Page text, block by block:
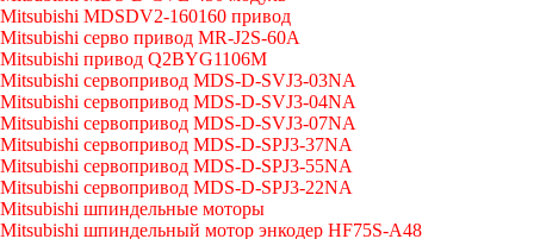
Mitsubishi MDSDV2-160160 привод
Mitsubishi серво привод MR-J2S-60A
Mitsubishi привод Q2BYG1106M
Mitsubishi сервопривод MDS-D-SVJ3-03NA
Mitsubishi сервопривод MDS-D-SVJ3-04NA
Mitsubishi сервопривод MDS-D-SVJ3-07NA
Mitsubishi сервопривод MDS-D-SPJ3-37NA
Mitsubishi сервопривод MDS-D-SPJ3-55NA
Mitsubishi сервопривод MDS-D-SPJ3-22NA
Mitsubishi шпиндельные моторы
Mitsubishi шпиндельный мотор энкодер HF75S-A48